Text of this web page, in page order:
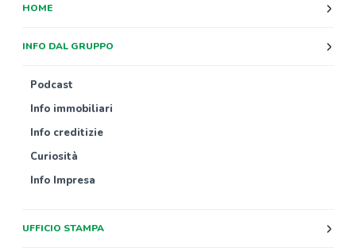
HOME
INFO DAL GRUPPO
Podcast
Info immobiliari
Info creditizie
Curiosità
Info Impresa
UFFICIO STAMPA